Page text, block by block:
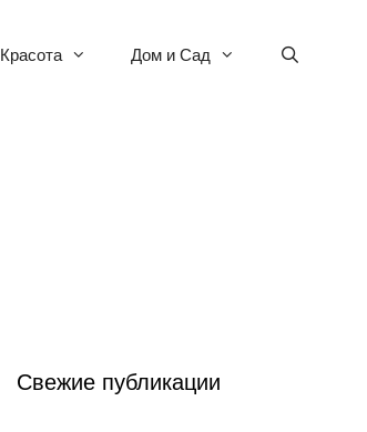
Красота Дом и Сад
Свежие публикации